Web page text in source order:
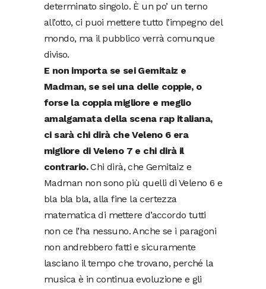
determinato singolo. È un po’ un terno
all’otto, ci puoi mettere tutto l’impegno del
mondo, ma il pubblico verrà comunque
diviso.
E non importa se sei Gemitaiz e
Madman, se sei una delle coppie, o
forse la coppia migliore e meglio
amalgamata della scena rap italiana,
ci sarà chi dirà che Veleno 6 era
migliore di Veleno 7 e chi dirà il
contrario.Chi dirà, che Gemitaiz e
Madman non sono più quelli di Veleno 6 e
bla bla bla, alla fine la certezza
matematica di mettere d’accordo tutti
non ce l’ha nessuno. Anche se i paragoni
non andrebbero fatti e sicuramente
lasciano il tempo che trovano, perché la
musica è in continua evoluzione e gli